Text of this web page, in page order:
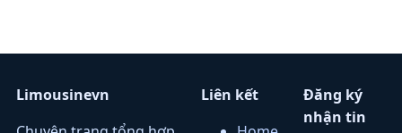
Limousinevn
Liên kết
Đăng ký
nhận tin